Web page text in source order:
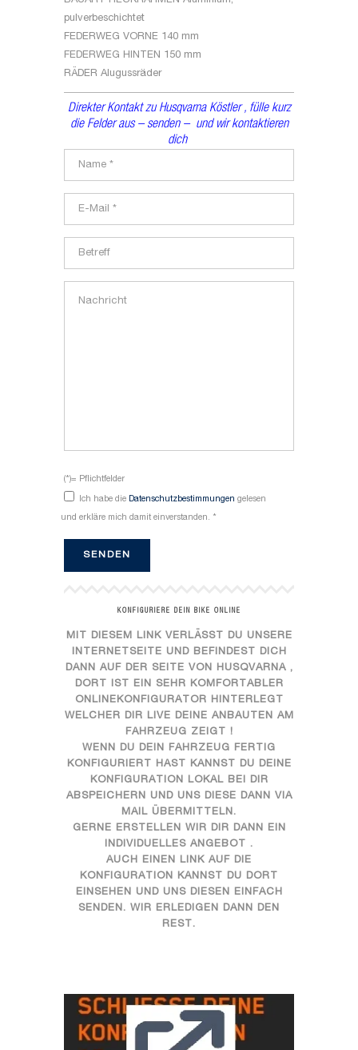
pulverbeschichtet
FEDERWEG VORNE
140 mm
FEDERWEG HINTEN
150 mm
RÄDER Alugussräder
Direkter Kontakt zu Husqvarna Köstler , fülle kurz
die Felder aus – senden – und wir kontaktieren
dich
(*)= Pflichtfelder
Ich habe die Datenschutzbestimmungen gelesen
und erkläre mich damit einverstanden. *
KONFIGURIERE DEIN BIKE ONLINE
MIT DIESEM LINK VERLÄSST DU UNSERE
INTERNETSEITE UND BEFINDEST DICH
DANN AUF DER SEITE VON HUSQVARNA ,
DORT IST EIN SEHR KOMFORTABLER
ONLINEKONFIGURATOR HINTERLEGT
WELCHER DIR LIVE DEINE ANBAUTEN AM
FAHRZEUG ZEIGT !
WENN DU DEIN FAHRZEUG FERTIG
KONFIGURIERT HAST KANNST DU DEINE
KONFIGURATION LOKAL BEI DIR
ABSPEICHERN UND UNS DIESE DANN VIA
MAIL ÜBERMITTELN.
GERNE ERSTELLEN WIR DIR DANN EIN
INDIVIDUELLES ANGEBOT .
AUCH EINEN LINK AUF DIE
KONFIGURATION KANNST DU DORT
EINSEHEN UND UNS DIESEN EINFACH
SENDEN. WIR ERLEDIGEN DANN DEN
REST.